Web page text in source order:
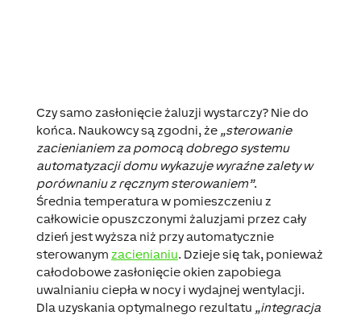
Czy samo zasłonięcie żaluzji wystarczy? Nie do
końca. Naukowcy są zgodni, że „sterowanie
zacienianiem za pomocą dobrego systemu
automatyzacji domu wykazuje wyraźne zalety w
porównaniu z ręcznym sterowaniem”.
Średnia temperatura w pomieszczeniu z
całkowicie opuszczonymi żaluzjami przez cały
dzień jest wyższa niż przy automatycznie
sterowanym zacienianiu. Dzieje się tak, ponieważ
całodobowe zasłonięcie okien zapobiega
uwalnianiu ciepła w nocy i wydajnej wentylacji.
Dla uzyskania optymalnego rezultatu „integracja